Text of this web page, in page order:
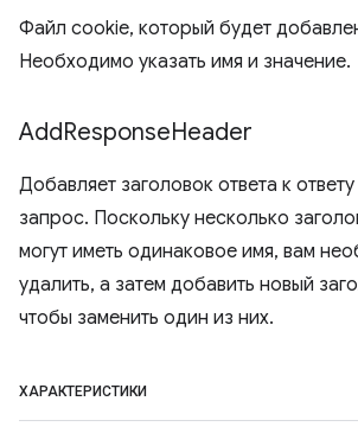
Файл cookie, который будет
Необходимо указать имя и значение.
AddResponseHeader
Добавляет заголовок ответа к
запрос. Поскольку несколько
могут иметь одинаковое имя, вам
удалить, а затем добавить новый
чтобы заменить один из них.
ХАРАКТЕРИСТИКИ